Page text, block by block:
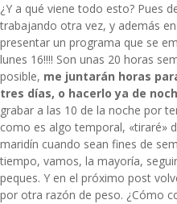
¿Y a qué viene todo esto? Pues
trabajando otra vez, y además en
presentar un programa que se
lunes 16!!!! Son unas 20 horas
posible, me juntarán horas
tres días, o hacerlo ya de
grabar a las 10 de la noche por
como es algo temporal, «tiraré»
maridín cuando sean fines de
tiempo, vamos, la mayoría,
peques. Y en el próximo post
por otra razón de peso. ¿Cómo